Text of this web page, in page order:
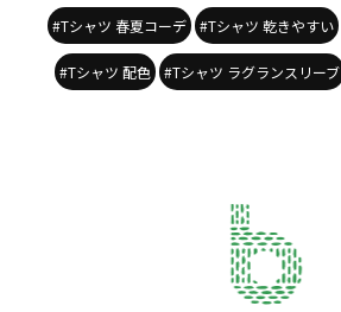
#Tシャツ 春夏コーデ #Tシャツ 乾きやすい
#Tシャツ 配色 #Tシャツ ラグランスリーブ